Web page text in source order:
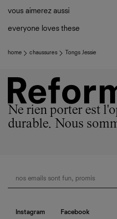
vous aimerez aussi
everyone loves these
home chaussures Tongs Jessie
Ne rien porter est
durable. Nous
Instagram Facebook